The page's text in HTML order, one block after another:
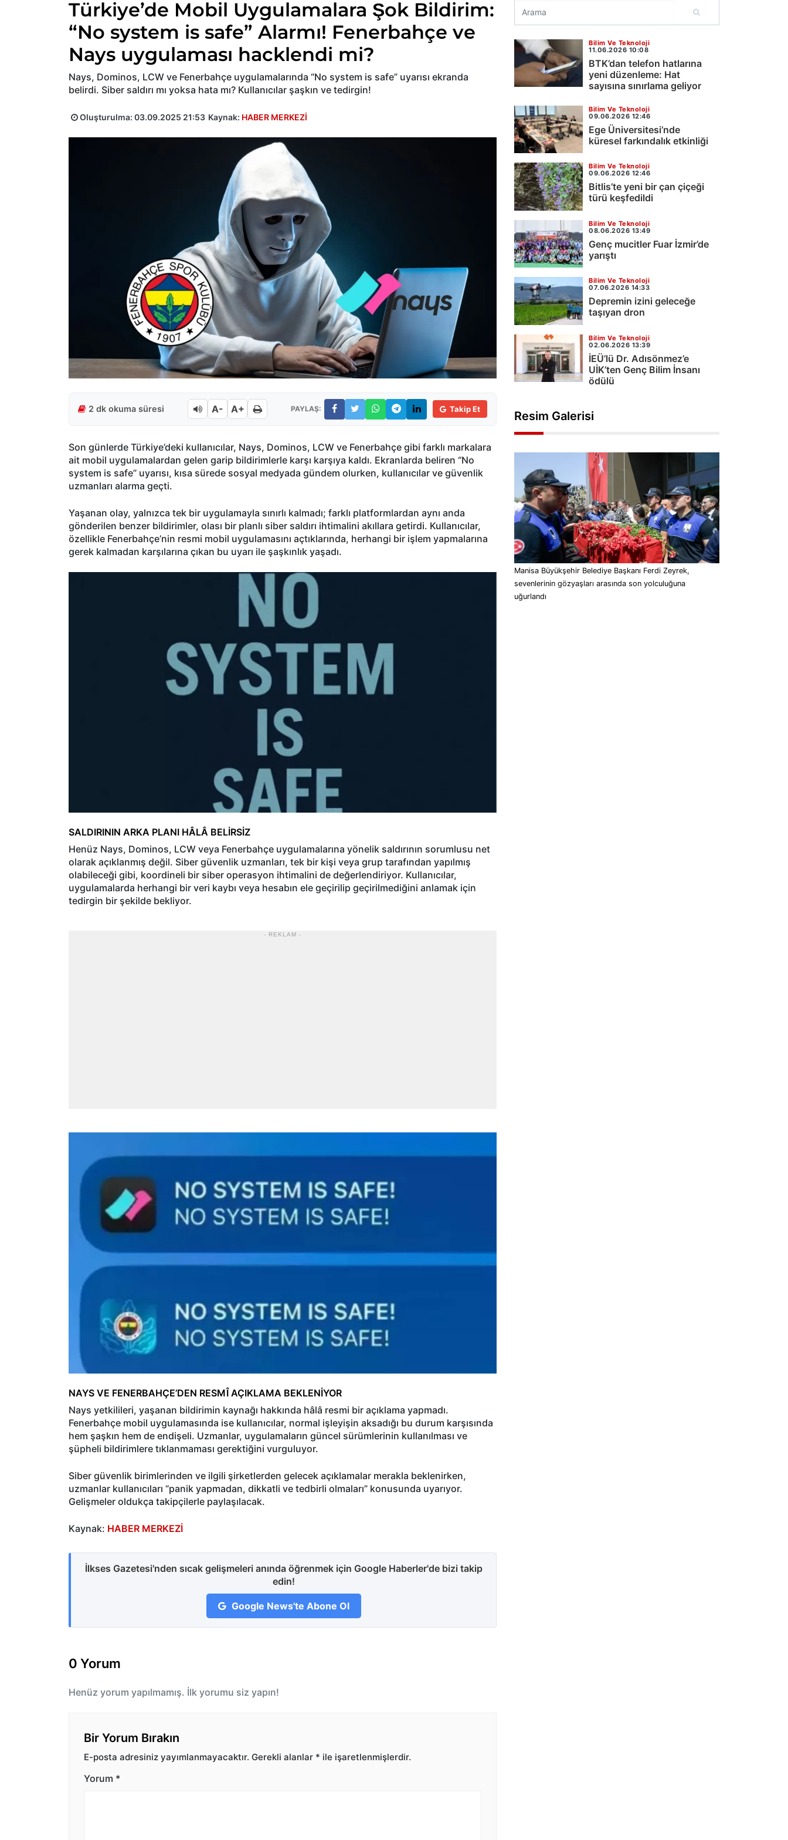
Türkiye’de Mobil Uygulamalara Şok Bildirim:
“No system is safe” Alarmı! Fenerbahçe ve
Nays uygulaması hacklendi mi?
Nays, Dominos, LCW ve Fenerbahçe uygulamalarında “No system is safe” uyarısı ekranda
belirdi. Siber saldırı mı yoksa hata mı? Kullanıcılar şaşkın ve tedirgin!
Oluşturulma: 03.09.2025 21:53 Kaynak: HABER MERKEZİ
2 dk okuma süresi A- A+ PAYLAŞ: Takip Et
Son günlerde Türkiye’deki kullanıcılar, Nays, Dominos, LCW ve Fenerbahçe gibi farklı markalara
ait mobil uygulamalardan gelen garip bildirimlerle karşı karşıya kaldı. Ekranlarda beliren “No
system is safe” uyarısı, kısa sürede sosyal medyada gündem olurken, kullanıcılar ve güvenlik
uzmanları alarma geçti.
Yaşanan olay, yalnızca tek bir uygulamayla sınırlı kalmadı; farklı platformlardan aynı anda
gönderilen benzer bildirimler, olası bir planlı siber saldırı ihtimalini akıllara getirdi. Kullanıcılar,
özellikle Fenerbahçe’nin resmi mobil uygulamasını açtıklarında, herhangi bir işlem yapmalarına
gerek kalmadan karşılarına çıkan bu uyarı ile şaşkınlık yaşadı.
SALDIRININ ARKA PLANI HÂLÂ BELİRSİZ
Henüz Nays, Dominos, LCW veya Fenerbahçe uygulamalarına yönelik saldırının sorumlusu net
olarak açıklanmış değil. Siber güvenlik uzmanları, tek bir kişi veya grup tarafından yapılmış
olabileceği gibi, koordineli bir siber operasyon ihtimalini de değerlendiriyor. Kullanıcılar,
uygulamalarda herhangi bir veri kaybı veya hesabın ele geçirilip geçirilmediğini anlamak için
tedirgin bir şekilde bekliyor.
- REKLAM -
NAYS VE FENERBAHÇE’DEN RESMÎ AÇIKLAMA BEKLENİYOR
Nays yetkilileri, yaşanan bildirimin kaynağı hakkında hâlâ resmi bir açıklama yapmadı.
Fenerbahçe mobil uygulamasında ise kullanıcılar, normal işleyişin aksadığı bu durum karşısında
hem şaşkın hem de endişeli. Uzmanlar, uygulamaların güncel sürümlerinin kullanılması ve
şüpheli bildirimlere tıklanmaması gerektiğini vurguluyor.
Siber güvenlik birimlerinden ve ilgili şirketlerden gelecek açıklamalar merakla beklenirken,
uzmanlar kullanıcıları “panik yapmadan, dikkatli ve tedbirli olmaları” konusunda uyarıyor.
Gelişmeler oldukça takipçilerle paylaşılacak.
Kaynak: HABER MERKEZİ
İlkses Gazetesi'nden sıcak gelişmeleri anında öğrenmek için Google Haberler'de bizi takip
edin!
Google News'te Abone Ol
0 Yorum
Henüz yorum yapılmamış. İlk yorumu siz yapın!
Bir Yorum Bırakın
E-posta adresiniz yayımlanmayacaktır. Gerekli alanlar * ile işaretlenmişlerdir.
Yorum *
Bilim Ve Teknoloji
11.06.2026 10:08
BTK’dan telefon hatlarına
yeni düzenleme: Hat
sayısına sınırlama geliyor
Bilim Ve Teknoloji
09.06.2026 12:46
Ege Üniversitesi’nde
küresel farkındalık etkinliği
Bilim Ve Teknoloji
09.06.2026 12:46
Bitlis’te yeni bir çan çiçeği
türü keşfedildi
Bilim Ve Teknoloji
08.06.2026 13:49
Genç mucitler Fuar İzmir’de
yarıştı
Bilim Ve Teknoloji
07.06.2026 14:33
Depremin izini geleceğe
taşıyan dron
Bilim Ve Teknoloji
02.06.2026 13:39
İEÜ’lü Dr. Adısönmez’e
UİK’ten Genç Bilim İnsanı
ödülü
Resim Galerisi
Manisa Büyükşehir Belediye Başkanı Ferdi Zeyrek,
sevenlerinin gözyaşları arasında son yolculuğuna
uğurlandı